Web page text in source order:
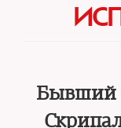
Бывший